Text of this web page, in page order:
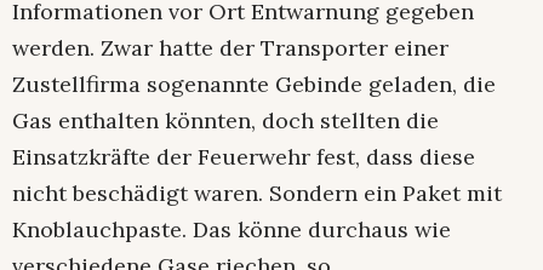
Informationen vor Ort Entwarnung gegeben
werden. Zwar hatte der Transporter einer
Zustellfirma sogenannte Gebinde geladen, die
Gas enthalten könnten, doch stellten die
Einsatzkräfte der Feuerwehr fest, dass diese
nicht beschädigt waren. Sondern ein Paket mit
Knoblauchpaste. Das könne durchaus wie